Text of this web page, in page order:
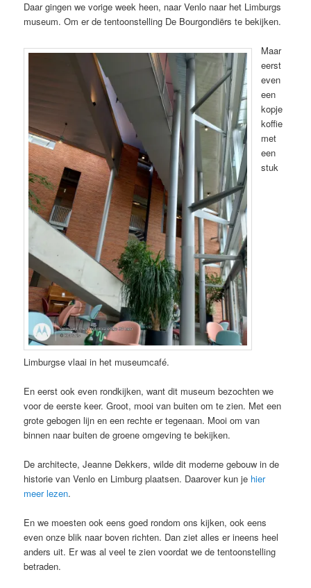
Daar gingen we vorige week heen, naar Venlo naar het Limburgs
museum. Om er de tentoonstelling De Bourgondiërs te bekijken.
Maar
eerst
even
een
kopje
koffie
met
een
stuk
Limburgse vlaai in het museumcafé.
En eerst ook even rondkijken, want dit museum bezochten we
voor de eerste keer. Groot, mooi van buiten om te zien. Met een
grote gebogen lijn en een rechte er tegenaan. Mooi om van
binnen naar buiten de groene omgeving te bekijken.
De architecte, Jeanne Dekkers, wilde dit moderne gebouw in de
historie van Venlo en Limburg plaatsen. Daarover kun je hier
meer lezen.
En we moesten ook eens goed rondom ons kijken, ook eens
even onze blik naar boven richten. Dan ziet alles er ineens heel
anders uit. Er was al veel te zien voordat we de tentoonstelling
betraden.